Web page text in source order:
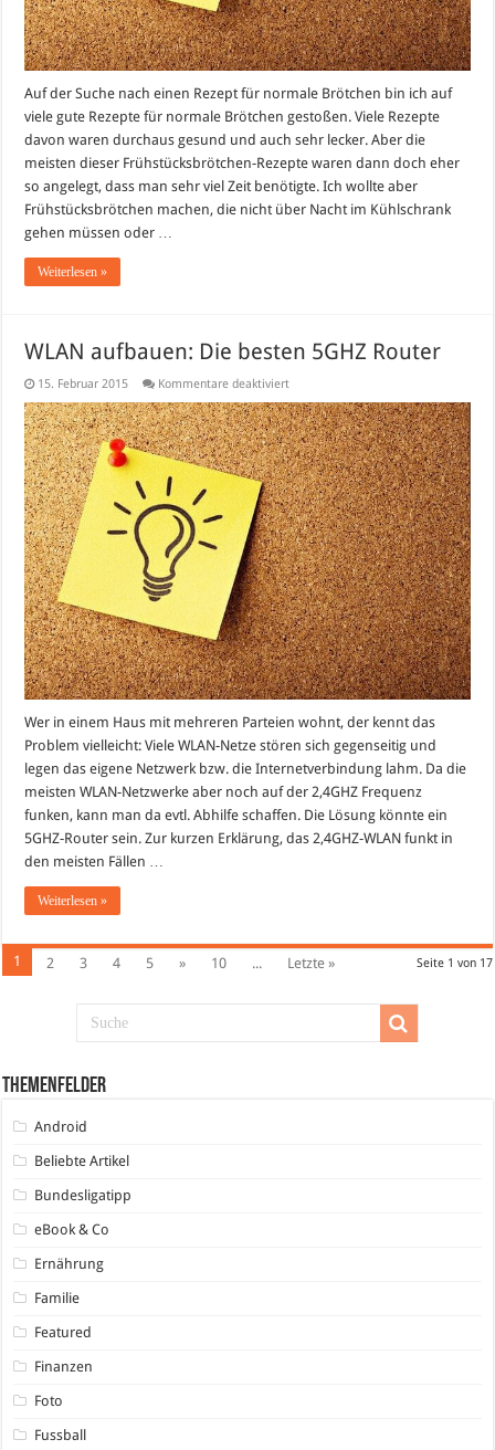
Auf der Suche nach einen Rezept für normale Brötchen bin ich auf
viele gute Rezepte für normale Brötchen gestoßen. Viele Rezepte
davon waren durchaus gesund und auch sehr lecker. Aber die
meisten dieser Frühstücksbrötchen-Rezepte waren dann doch eher
so angelegt, dass man sehr viel Zeit benötigte. Ich wollte aber
Frühstücksbrötchen machen, die nicht über Nacht im Kühlschrank
gehen müssen oder …
Weiterlesen »
WLAN aufbauen: Die besten 5GHZ Router
15. Februar 2015 Kommentare deaktiviertfür
aufbauen:
Die
besten
5GHZ
Router
Wer in einem Haus mit mehreren Parteien wohnt, der kennt das
Problem vielleicht: Viele WLAN-Netze stören sich gegenseitig und
legen das eigene Netzwerk bzw. die Internetverbindung lahm. Da die
meisten WLAN-Netzwerke aber noch auf der 2,4GHZ Frequenz
funken, kann man da evtl. Abhilfe schaffen. Die Lösung könnte ein
5GHZ-Router sein. Zur kurzen Erklärung, das 2,4GHZ-WLAN funkt in
den meisten Fällen …
Weiterlesen »
Seite 1 von 17
1 2 3 4 5 » 10 ... Letzte »
Themenfelder
Android
Beliebte Artikel
Bundesligatipp
eBook & Co
Ernährung
Familie
Featured
Finanzen
Foto
Fussball